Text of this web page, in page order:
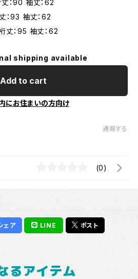
丈：90 袖丈：62
：93 袖丈：62
丈：95 袖丈：62
shipping available
Add to cart
にお住まいの方向け
通報する
(0)
ェア LINE ポスト
るアイテム